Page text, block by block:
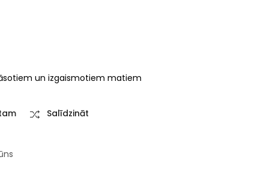
un izgaismotiem matiem
Salīdzināt